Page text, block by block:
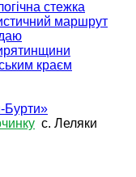
стежка
маршрут
краєм
Бурти»
с. Леляки